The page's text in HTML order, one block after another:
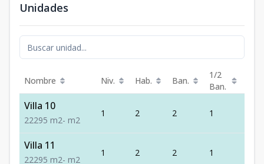
Unidades
Nombre Niv. Hab. Ban.
1/2
Ban.
Villa 10
22295 m2- m2
1 2 2 1
Villa 11
22295 m2- m2
1 2 2 1